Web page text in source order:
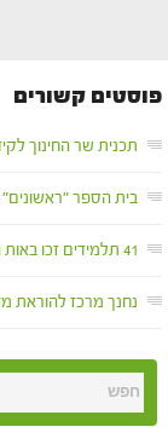
פוסטים קשורים
תכנית שר החינוך
בית הספר "ראשונים"
41 תלמידים זכו באות הצטיינות על התנדבותם
נחנך מרכז להוראת